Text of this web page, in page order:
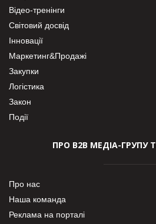
Відео-тренінги
Світовий досвід
Інновації
Маркетинг&Продажі
Закупки
Логістика
Закон
Події
ПРО В2В МЕДІА-ГРУПУ
Про нас
Наша команда
Реклама на порталі